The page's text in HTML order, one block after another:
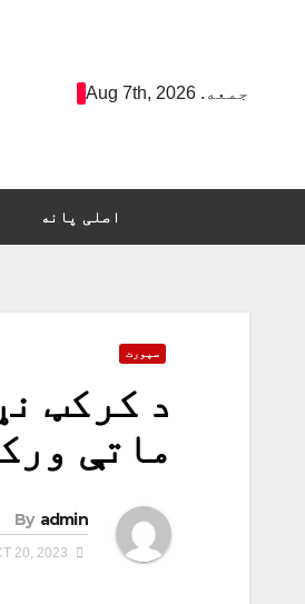
جمعه. Aug 7th, 2026
اصلی پانه
سپورت
د کرکټ
ماتې
By admin